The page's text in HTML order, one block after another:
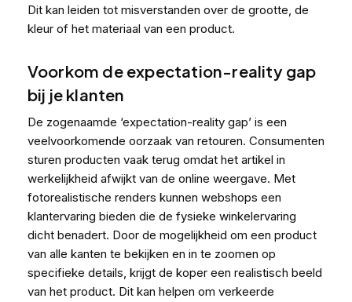
Dit kan leiden tot misverstanden over de grootte, de
kleur of het materiaal van een product.
Voorkom de expectation-reality gap
bij je klanten
De zogenaamde ‘expectation-reality gap’ is een
veelvoorkomende oorzaak van retouren. Consumenten
sturen producten vaak terug omdat het artikel in
werkelijkheid afwijkt van de online weergave. Met
fotorealistische renders kunnen webshops een
klantervaring bieden die de fysieke winkelervaring
dicht benadert. Door de mogelijkheid om een product
van alle kanten te bekijken en in te zoomen op
specifieke details, krijgt de koper een realistisch beeld
van het product. Dit kan helpen om verkeerde